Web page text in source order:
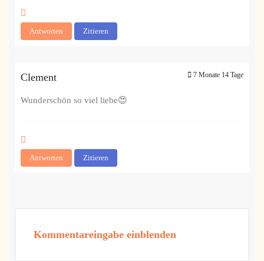
Antworten Zitieren
Clement 7 Monate 14 Tage
Wunderschön so viel liebe😍
Antworten Zitieren
Kommentareingabe einblenden